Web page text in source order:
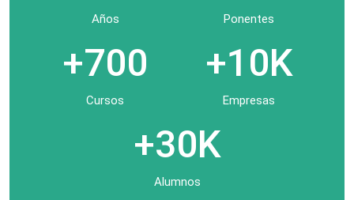
Años Ponentes
+700
Cursos
+10K
Empresas
+30K
Alumnos